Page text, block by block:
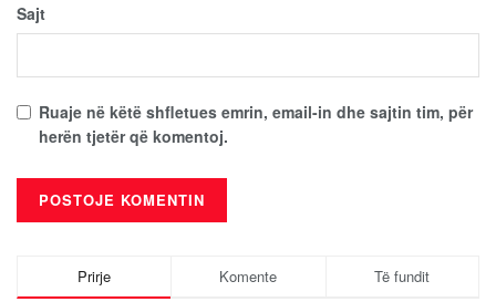
Sajt
Ruaje në këtë shfletues emrin, email-in dhe sajtin tim, për
herën tjetër që komentoj.
Prirje Komente Të fundit